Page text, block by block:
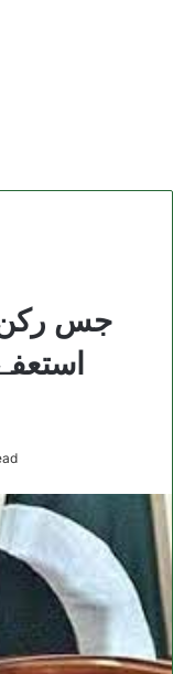
جس رکن